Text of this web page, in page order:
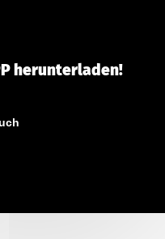
herunterladen!